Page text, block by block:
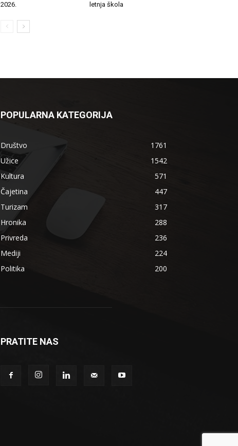
2026.
letnja škola
POPULARNA KATEGORIJA
Društvo
1761
Užice
1542
Kultura
571
Čajetina
447
Turizam
317
Hronika
288
Privreda
236
Mediji
224
Politika
200
PRATITE NAS